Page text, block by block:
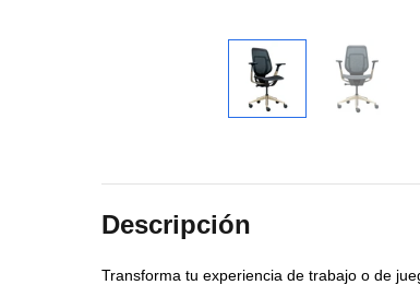
Descripción
Transforma tu experiencia de trabajo o de